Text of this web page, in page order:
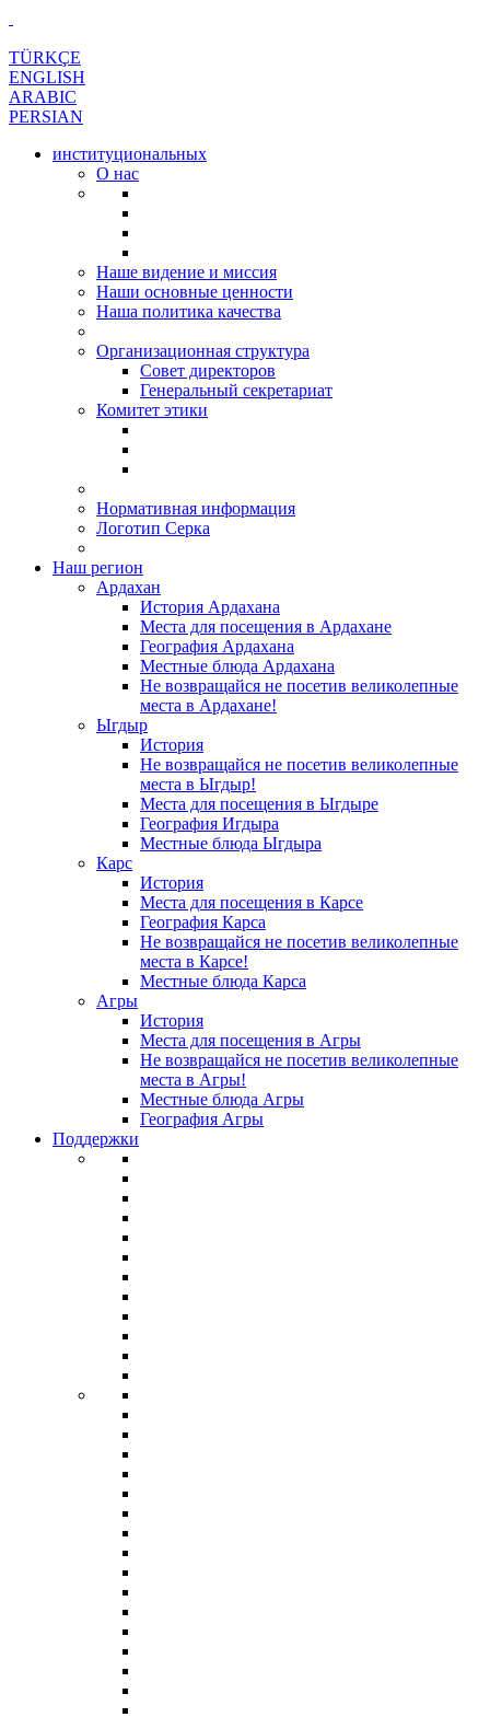
TÜRKÇE
ENGLISH
ARABIC
PERSIAN
институциональных
О нас
Наше видение и миссия
Наши основные ценности
Наша политика качества
Организационная структура
Совет директоров
Генеральный секретариат
Комитет этики
Нормативная информация
Логотип Серка
Наш регион
Ардахан
История Ардахана
Места для посещения в Ардахане
География Ардахана
Местные блюда Ардахана
Не возвращайся не посетив великолепные
места в Ардахане!
Ыгдыр
История
Не возвращайся не посетив великолепные
места в Ыгдыр!
Места для посещения в Ыгдыре
География Игдыра
Местные блюда Ыгдыра
Карс
История
Места для посещения в Карсе
География Карса
Не возвращайся не посетив великолепные
места в Карсе!
Местные блюда Карса
Агры
История
Места для посещения в Агры
Не возвращайся не посетив великолепные
места в Агры!
Местные блюда Агры
География Агры
Поддержки